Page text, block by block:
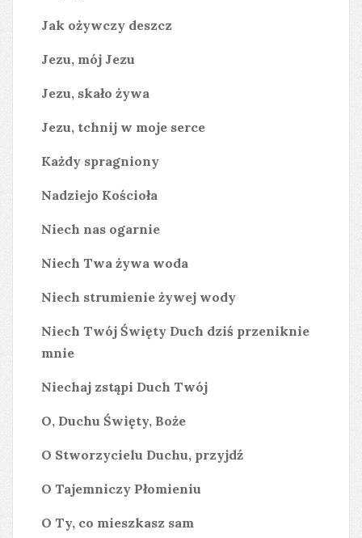
Jak ożywczy deszcz
Jezu, mój Jezu
Jezu, skało żywa
Jezu, tchnij w moje serce
Każdy spragniony
Nadziejo Kościoła
Niech nas ogarnie
Niech Twa żywa woda
Niech strumienie żywej wody
Niech Twój Święty Duch dziś przeniknie
mnie
Niechaj zstąpi Duch Twój
O, Duchu Święty, Boże
O Stworzycielu Duchu, przyjdź
O Tajemniczy Płomieniu
O Ty, co mieszkasz sam